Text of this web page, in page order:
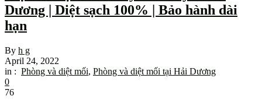
Dương | Diệt sạch 100% | Bảo hành dài
hạn
By h g
April 24, 2022
in : Phòng và diệt mối, Phòng và diệt mối tại Hải Dương
0
76